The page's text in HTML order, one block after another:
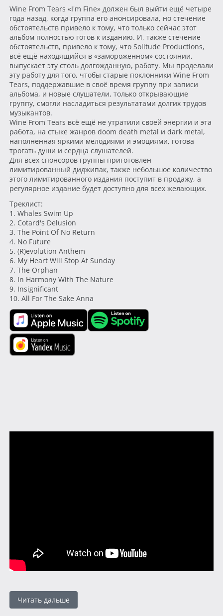
Wine From Tears «I'm Fine» должен был выйти ещё четыре
года назад, когда группа его анонсировала, но стечение
обстоятельств привело к тому, что только сейчас этот
альбом полностью готов к изданию. И, также стечение
обстоятельств, привело к тому, что Solitude Productions,
всё ещё находящийся в «замороженном» состоянии,
выпускает эту столь долгожданную, работу. Мы проделали
эту работу для того, чтобы старые поклонники Wine From
Tears, поддержавшие в своё время группу при записи
альбома, и новые слушатели, только открывающие
группу, смогли насладиться результатами долгих трудов
музыкантов.
Wine From Tears всё ещё не утратили своей энергии и эта
работа, на стыке жанров doom death metal и dark metal,
наполненная яркими мелодиями и эмоциями, готова
трогать души и сердца слушателей.
Для всех спонсоров группы приготовлен
лимитированный диджипак, также небольшое количество
этого лимитированного издания поступит в продажу, а
регулярное издание будет доступно для всех желающих.
Треклист:
1. Whales Swim Up
2. Cotard's Delusion
3. The Point Of No Return
4. No Future
5. (R)evolution Anthem
6. My Heart Will Stop At Sunday
7. The Orphan
8. In Harmony With The Nature
9. Insignificant
10. All For The Sake Anna
Читать дальше